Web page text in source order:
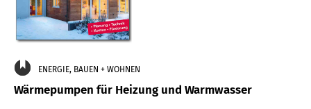
ENERGIE, BAUEN + WOHNEN
Wärmepumpen für Heizung und Warmwasser